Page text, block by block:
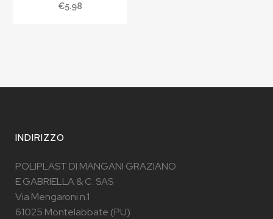
€5.98
INDIRIZZO
POLIPLAST DI MANGANI GRAZIANO
E GABRIELLA & C. SAS
Via Mengaroni n.1
61025 Montelabbate (PU)